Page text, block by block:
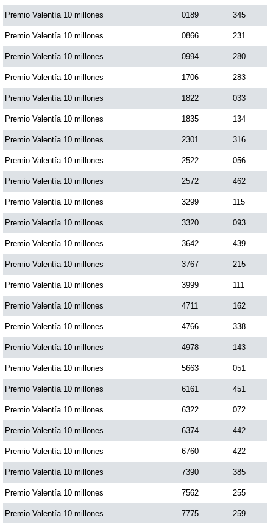
Premio Valentía 10 millones 0189 345
Premio Valentía 10 millones 0866 231
Premio Valentía 10 millones 0994 280
Premio Valentía 10 millones 1706 283
Premio Valentía 10 millones 1822 033
Premio Valentía 10 millones 1835 134
Premio Valentía 10 millones 2301 316
Premio Valentía 10 millones 2522 056
Premio Valentía 10 millones 2572 462
Premio Valentía 10 millones 3299 115
Premio Valentía 10 millones 3320 093
Premio Valentía 10 millones 3642 439
Premio Valentía 10 millones 3767 215
Premio Valentía 10 millones 3999 111
Premio Valentía 10 millones 4711 162
Premio Valentía 10 millones 4766 338
Premio Valentía 10 millones 4978 143
Premio Valentía 10 millones 5663 051
Premio Valentía 10 millones 6161 451
Premio Valentía 10 millones 6322 072
Premio Valentía 10 millones 6374 442
Premio Valentía 10 millones 6760 422
Premio Valentía 10 millones 7390 385
Premio Valentía 10 millones 7562 255
Premio Valentía 10 millones 7775 259